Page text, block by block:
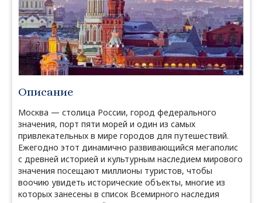
Описание
Москва — столица России, город федерального
значения, порт пяти морей и один из самых
привлекательных в мире городов для путешествий.
Ежегодно этот динамично развивающийся мегаполис
с древней историей и культурным наследием мирового
значения посещают миллионы туристов, чтобы
воочию увидеть исторические объекты, многие из
которых занесены в список Всемирного наследия